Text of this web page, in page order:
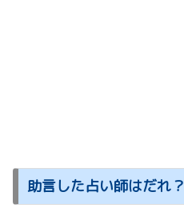
助言した占い師はだれ？